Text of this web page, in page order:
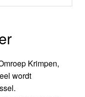
Krimpen,
wordt